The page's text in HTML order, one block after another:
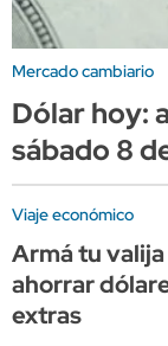
Mercado cambiario
Dólar hoy:
sábado 8
Viaje económico
Armá tu
ahorrar
extras